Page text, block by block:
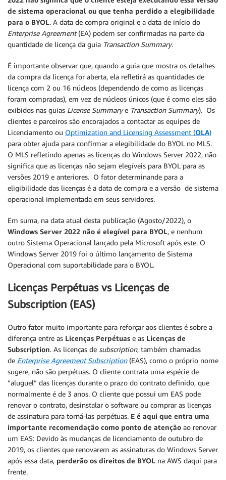
de sistema operacional ou que tenha perdido a elegibilidade
para o BYOL. A data de compra original e a data de início do
Enterprise Agreement(EA) podem ser confirmadas na parte da
quantidade de licença da guia Transaction Summary.
É importante observar que, quando a guia que mostra os detalhes
da compra da licença for aberta, ela refletirá as quantidades de
licença com 2 ou 16 núcleos (dependendo de como as licenças
foram compradas), em vez de núcleos únicos (que é como eles são
exibidos nas guias License Summarye Transaction Summary). Os
clientes e parceiros são encorajados a contactar as equipes de
Licenciamento ou Optimization and Licensing Assessment (OLA)
para obter ajuda para confirmar a elegibilidade do BYOL no MLS.
O MLS refletindo apenas as licenças do Windows Server 2022, não
significa que as licenças não sejam elegíveis para BYOL para as
versões 2019 e anteriores. O fator determinande para a
eligibilidade das licenças é a data de compra e a versão de sistema
operacional implementada em seus servidores.
Em suma, na data atual desta publicação (Agosto/2022), o
Windows Server 2022 não é elegível para BYOL, e nenhum
outro Sistema Operacional lançado pela Microsoft após este. O
Windows Server 2019 foi o último lançamento de Sistema
Operacional com suportabilidade para o BYOL.
Licenças Perpétuas vs Licenças de
Subscription (EAS)
Outro fator muito importante para reforçar aos clientes é sobre a
diferença entre as Licenças Perpétuas e as Licenças de
Subscription. As licenças de subscription, também chamadas
de Enterprise Agreement Subscription (EAS), como o próprio nome
sugere, não são perpétuas. O cliente contrata uma espécie de
“aluguel” das licenças durante o prazo do contrato definido, que
normalmente é de 3 anos. O cliente que possui um EAS pode
renovar o contrato, desinstalar o software ou comprar as licenças
de assinatura para torná-las perpétuas. E é aqui que entra uma
importante recomendação como ponto de atenção ao renovar
um EAS: Devido às mudanças de licenciamento de outubro de
2019, os clientes que renovarem as assinaturas do Windows Server
após essa data, perderão os direitos de BYOL na AWS daqui para
frente.